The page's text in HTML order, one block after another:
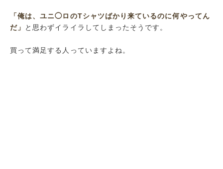
「俺は、ユニ◯ロのTシャツばかり来ているのに何やってん
だ」
と思わずイライラしてしまったそうです。
買って満足する人っていますよね。